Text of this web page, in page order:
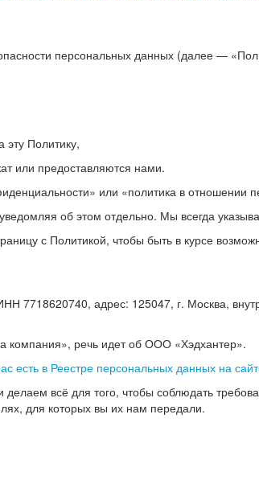
персональных данных (далее —
эту Политику,
или предоставляются нами.
или «политика в отношении
об этом отдельно. Мы всегда
с Политикой, чтобы быть в курсе
адрес: 125047, г. Москва,
компания», речь идет об ООО «Хэдхантер».
есть в Реестре персональных данных на
всё для того, чтобы соблюдать
для которых вы их нам передали.